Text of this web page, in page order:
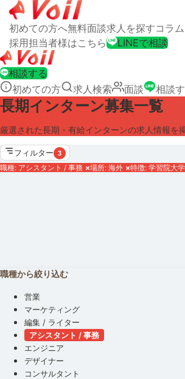
初めての方へ無料面談求人を探すコラ
採用担当者様はこちら
LINEで相談
相談する
初めての方
求人検索 面談 相談
長期インターン募集一覧
厳選された長期・有給インターンの求人情報を
フィルター 3
職種: アシスタント / 事務 ×場所: 海外 ×特徴: 学習院大
職種から絞り込む
営業
マーケティング
編集 / ライター
アシスタント / 事務
エンジニア
デザイナー
コンサルタント